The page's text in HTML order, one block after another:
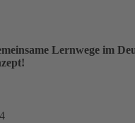
Lernwege im